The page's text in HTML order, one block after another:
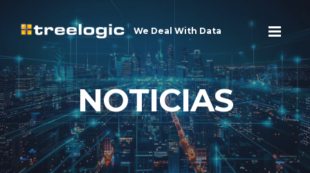
We Deal With Data
NOTICIAS